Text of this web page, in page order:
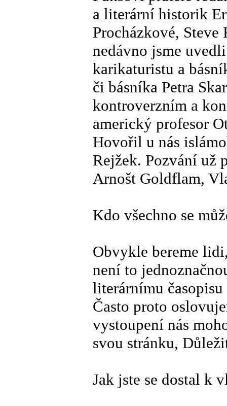
a literární historik
Procházkové,
nedávno jsme
karikaturistu a
či básníka Petra
kontroverzním a
americký profesor
Hovořil u nás
Rejžek. Pozvání už
Arnošt Goldflam,
Kdo všechno se
Obvykle bereme
není to
literárnímu
Často proto
vystoupení nás
svou stránku,
Jak jste se dostal k